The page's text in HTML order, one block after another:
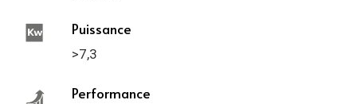
Puissance
>7,3
Performance